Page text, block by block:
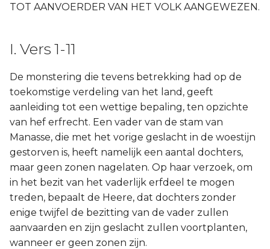
Handelingen
Romeinen
1 Korinthe
2 Korinthe
Galaten
Éfeze
Filippenzen
TOT AANVOERDER VAN HET VOLK AANGEWEZEN.
I. Vers 1-11
De monstering die tevens betrekking had op de
toekomstige verdeling van het land, geeft
aanleiding tot een wettige bepaling, ten opzichte
van hef erfrecht. Een vader van de stam van
Manasse, die met het vorige geslacht in de woestijn
gestorven is, heeft namelijk een aantal dochters,
maar geen zonen nagelaten. Op haar verzoek, om
in het bezit van het vaderlijk erfdeel te mogen
treden, bepaalt de Heere, dat dochters zonder
enige twijfel de bezitting van de vader zullen
aanvaarden en zijn geslacht zullen voortplanten,
wanneer er geen zonen zijn.